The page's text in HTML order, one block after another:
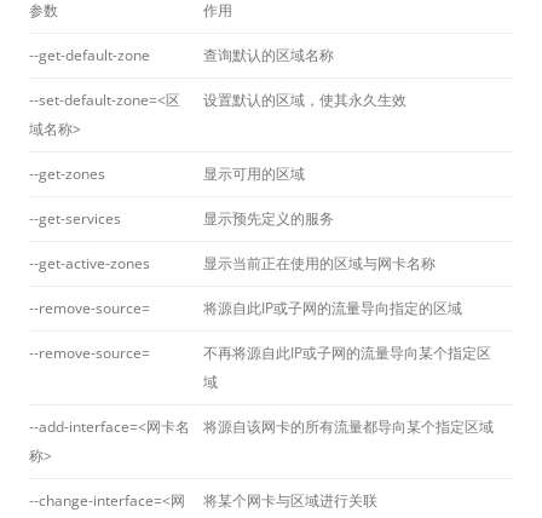
参数 作用
--get-default-zone 查询默认的区域名称
--set-default-zone=<区
域名称>
设置默认的区域，使其永久生效
--get-zones 显示可用的区域
--get-services 显示预先定义的服务
--get-active-zones 显示当前正在使用的区域与网卡名称
--remove-source= 将源自此IP或子网的流量导向指定的区域
--remove-source=
不再将源自此IP或子网的流量导向某个指定区
域
--add-interface=<网卡名
称>
将源自该网卡的所有流量都导向某个指定区域
--change-interface=<网
将某个网卡与区域进行关联